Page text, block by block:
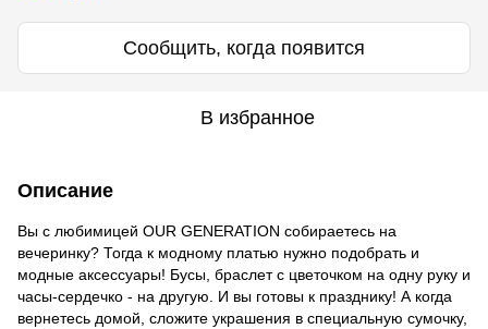
Сообщить, когда появится
В избранное
Описание
Вы с любимицей OUR GENERATION собираетесь на
вечеринку? Тогда к модному платью нужно подобрать и
модные аксессуары! Бусы, браслет с цветочком на одну руку и
часы-сердечко - на другую. И вы готовы к празднику! А когда
вернетесь домой, сложите украшения в специальную сумочку,